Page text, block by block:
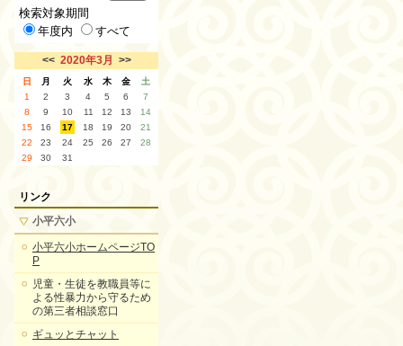
検索対象期間
年度内
すべて
<< 2020年3月 >>
日 月 火 水 木 金
土
1
2 3 4 5 6
7
8
9 10 11 12 13
14
15
16 17 18 19 20
21
22
23 24 25 26 27
28
29
30 31
リンク
小平六小
小平六小ホームページTO
P
児童・生徒を教職員等に
よる性暴力から守るため
の第三者相談窓口
ギュッとチャット